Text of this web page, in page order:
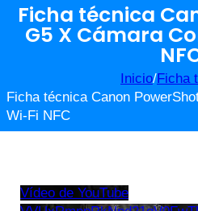
Ficha técnica
G5 X Cámara
Inicio/Ficha
Ficha técnica Canon
Wi-Fi NFC
Vídeo de YouTube